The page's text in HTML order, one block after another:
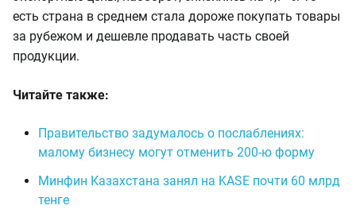
есть страна в среднем стала дороже покупать товары
за рубежом и дешевле продавать часть своей
продукции.
Читайте также:
Правительство задумалось о послаблениях:
малому бизнесу могут отменить 200-ю форму
Минфин Казахстана занял на KASE почти 60 млрд
тенге